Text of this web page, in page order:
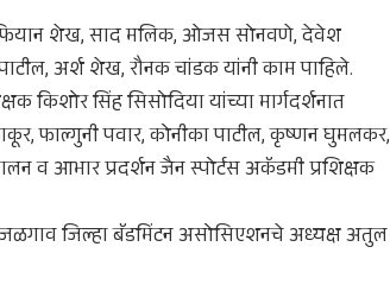
शेख, साद मलिक, ओजस सोनवणे, देवेश
अर्श शेख, रौनक चांडक यांनी काम पाहिले.
किशोर सिंह सिसोदिया यांच्या मार्गदर्शनात
फाल्गुनी पवार, कोनीका पाटील, कृष्णन घुमलकर,
व आभार प्रदर्शन जैन स्पोर्टस अकॅडमी प्रशिक्षक
जिल्हा बॅडमिंटन असोसिएशनचे अध्यक्ष अतुल